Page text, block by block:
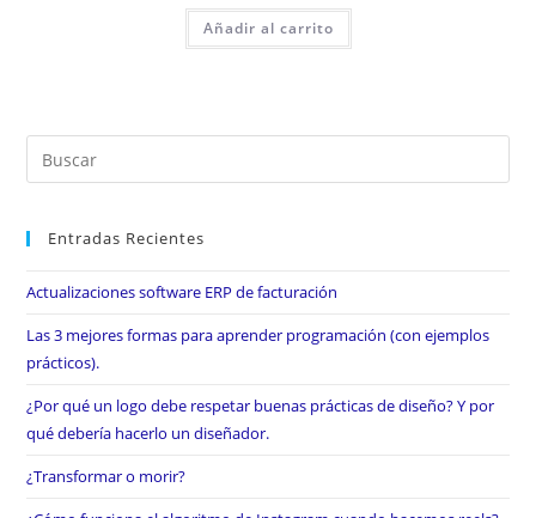
Añadir al carrito
Entradas Recientes
Actualizaciones software ERP de facturación
Las 3 mejores formas para aprender programación (con ejemplos
prácticos).
¿Por qué un logo debe respetar buenas prácticas de diseño? Y por
qué debería hacerlo un diseñador.
¿Transformar o morir?